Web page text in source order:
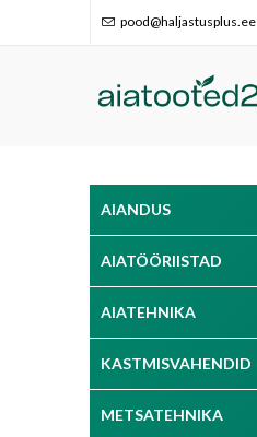
pood@haljastusplus.ee
AIANDUS
AIATÖÖRIISTAD
AIATEHNIKA
KASTMISVAHENDID
METSATEHNIKA